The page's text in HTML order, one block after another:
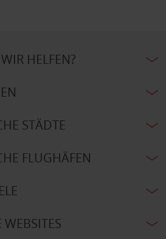
HELFEN?
STÄDTE
FLUGHÄFEN